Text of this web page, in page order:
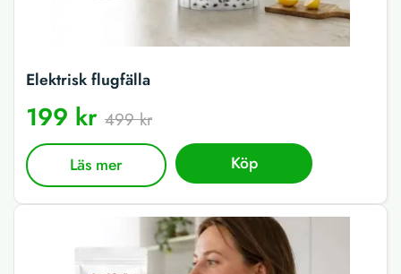
Elektrisk flugfälla
199 kr 499 kr
Läs mer Köp